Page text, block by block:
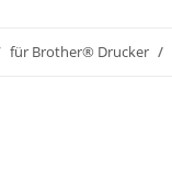
für Brother® Drucker